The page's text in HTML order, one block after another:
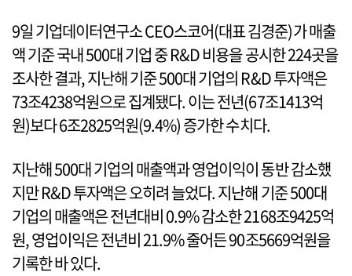
9일 기업데이터연구소 CEO스코어(대표 김경준)가 매출
액 기준 국내 500대 기업 중 R&D 비용을 공시한 224곳을
조사한 결과, 지난해 기준 500대 기업의 R&D 투자액은
73조4238억원으로 집계됐다. 이는 전년(67조1413억
원)보다 6조2825억원(9.4%) 증가한 수치다.
지난해 500대 기업의 매출액과 영업이익이 동반 감소했
지만 R&D 투자액은 오히려 늘었다. 지난해 기준 500대
기업의 매출액은 전년대비 0.9% 감소한 2168조9425억
원, 영업이익은 전년비 21.9% 줄어든 90조5669억원을
기록한 바 있다.